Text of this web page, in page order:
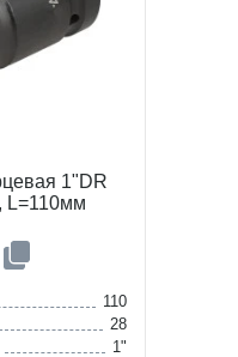
1"DR
L=110мм
110
28
1"